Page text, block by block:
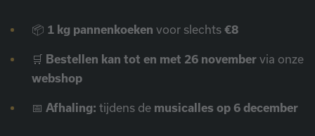
📦 1 kg pannenkoeken voor slechts €8
🛒 Bestellen kan tot en met 26 november via onze
webshop
📅 Afhaling: tijdens de musicalles op 6 december